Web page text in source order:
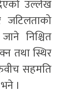
उल्लेख
निश्चित
तथा स्थिर
सहमति
।